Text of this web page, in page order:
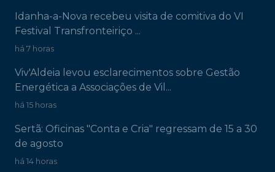
Idanha-a-Nova recebeu visita de comitiva do VI
Festival Transfronteiriço ...
há 7 horas
Viv'Aldeia levou esclarecimentos sobre Gestão
Energética a Associações de Vil...
há 15 horas
Sertã: Oficinas "Conta e Cria" regressam de 15 a 30
de agosto
há 14 horas